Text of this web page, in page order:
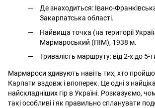
Де знаходиться: Івано-
Закарпатська області.
Найвища точка (на території
Мармароський (ПІМ), 1938 м.
Тривалість маршруту: від 2-х до 5-
Мармароси здивують навіть тих, хто
Карпати вздовж і впоперек. Це одні з
найскладніших гір в Україні. Розказуємо,
такі особливі і як правильно спланувати